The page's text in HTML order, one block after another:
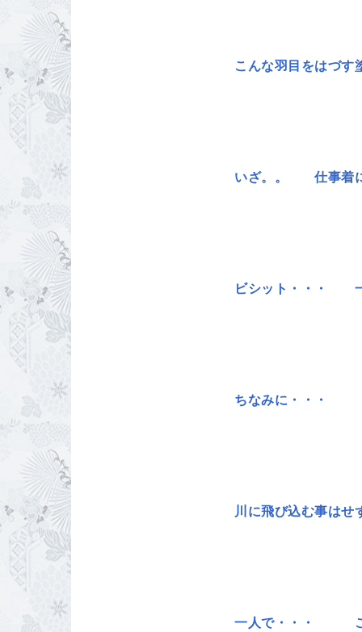
こんな羽目をはづす
いざ。。 仕事着に
ビシット・・・ 一
ちなみに・・・
川に飛び込む事は
一人で・・・ こ